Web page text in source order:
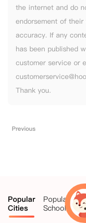
the internet and do
endorsement of
accuracy. If any
has been published
customer service or
Thank you.
Previous
Popular
Cities
Popular
Schools